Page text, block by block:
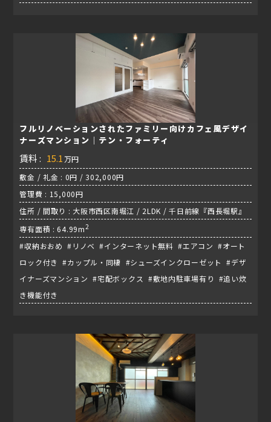
フルリノベーションされたファミリー向けカフェ風デザイ
ナーズマンション｜テン・フォーティ
賃料 : 15.1 万円
敷金 / 礼金 : 0円 / 302,000円
管理費 : 15,000円
住所 / 間取り : 大阪市西区南堀江 / 2LDK / 千日前線『西長堀駅』
専有面積 : 64.99m2
#収納おおめ #リノベ #インターネット無料 #エアコン #オート
ロック付き #カップル・同棲 #シューズインクローゼット #デザ
イナーズマンション #宅配ボックス #敷地内駐車場有り #追い炊
き機能付き